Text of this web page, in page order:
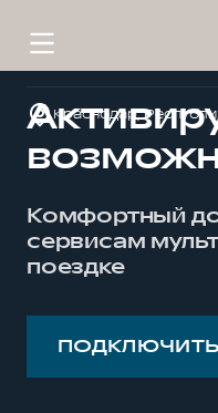
Комфортный
сервисам
поездке
ПОДКЛЮЧИТЬ